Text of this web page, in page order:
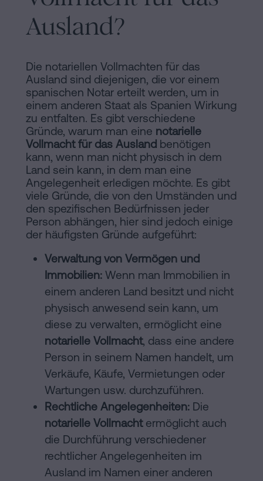
Inhaltsprozess
Personalizar
Folgen
Sie
uns
den
sozialen
Netzwerken
Ausland?
Die notariellen Vollmachten für das
Ausland sind diejenigen, die vor einem
spanischen Notar erteilt werden, um in
einem anderen Staat als Spanien Wirkung
zu entfalten. Es gibt verschiedene
Gründe, warum man eine notarielle
Vollmacht für das Ausland benötigen
kann, wenn man nicht physisch in dem
Land sein kann, in dem man eine
Angelegenheit erledigen möchte. Es gibt
viele Gründe, die von den Umständen und
den spezifischen Bedürfnissen jeder
Person abhängen, hier sind jedoch einige
der häufigsten Gründe aufgeführt:
Verwaltung von Vermögen und
Immobilien: Wenn man Immobilien in
einem anderen Land besitzt und nicht
physisch anwesend sein kann, um
diese zu verwalten, ermöglicht eine
notarielle Vollmacht, dass eine andere
Person in seinem Namen handelt, um
Verkäufe, Käufe, Vermietungen oder
Wartungen usw. durchzuführen.
Rechtliche Angelegenheiten: Die
notarielle Vollmachtermöglicht auch
die Durchführung verschiedener
rechtlicher Angelegenheiten im
Ausland im Namen einer anderen